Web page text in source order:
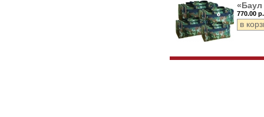
770.00 р.